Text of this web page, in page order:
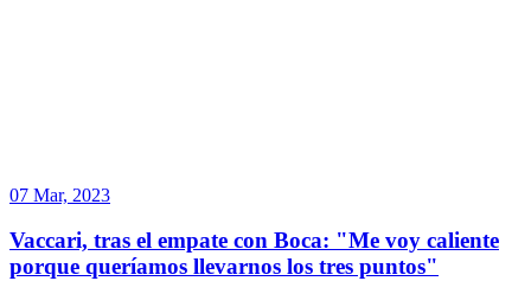
07 Mar, 2023
Vaccari, tras el empate con Boca: "Me voy caliente
porque queríamos llevarnos los tres puntos"